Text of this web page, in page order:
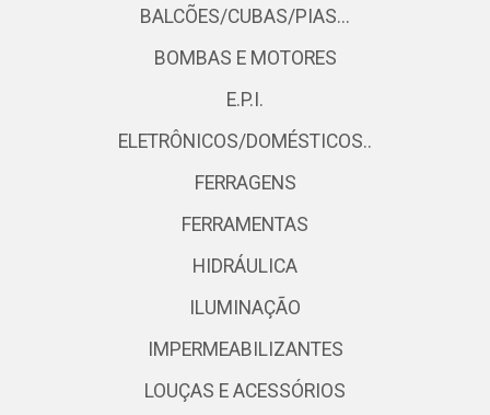
BALCÕES/CUBAS/PIAS...
BOMBAS E MOTORES
E.P.I.
ELETRÔNICOS/DOMÉSTICOS..
FERRAGENS
FERRAMENTAS
HIDRÁULICA
ILUMINAÇÃO
IMPERMEABILIZANTES
LOUÇAS E ACESSÓRIOS